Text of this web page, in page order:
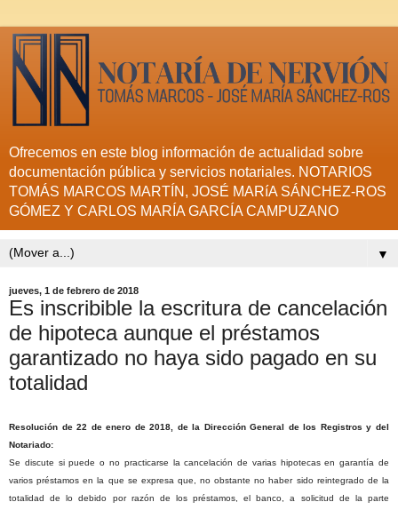
Ofrecemos en este blog información de actualidad sobre
documentación pública y servicios notariales. NOTARIOS
TOMÁS MARCOS MARTÍN, JOSÉ MARíA SÁNCHEZ-ROS
GÓMEZ Y CARLOS MARÍA GARCÍA CAMPUZANO
▼
jueves, 1 de febrero de 2018
Es inscribible la escritura de cancelación
de hipoteca aunque el préstamos
garantizado no haya sido pagado en su
totalidad
Resolución de 22 de enero de 2018, de la Dirección General de los Registros y del
Notariado:
Se discute si puede o no practicarse la cancelación de varias hipotecas en garantía de
varios préstamos en la que se expresa que, no obstante no haber sido reintegrado de la
totalidad de lo debido por razón de los préstamos, el banco, a solicitud de la parte